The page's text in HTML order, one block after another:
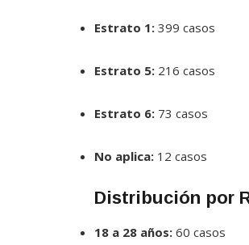
Estrato 1: 399 casos
Estrato 5: 216 casos
Estrato 6: 73 casos
No aplica: 12 casos
Distribución por
18 a 28 años: 60 casos